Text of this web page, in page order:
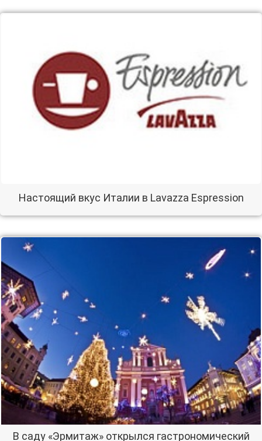
Настоящий вкус Италии в Lavazza Espression
В саду «Эрмитаж» открылся гастрономический